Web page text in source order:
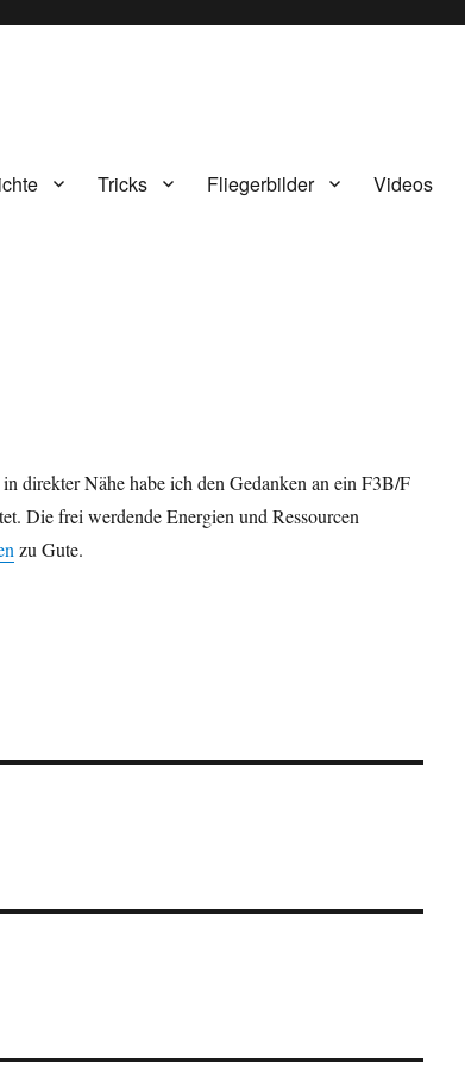
Tricks Fliegerbilder Videos
direkter Nähe habe ich den Gedanken an ein F3B/F
Die frei werdende Energien und Ressourcen
zu Gute.